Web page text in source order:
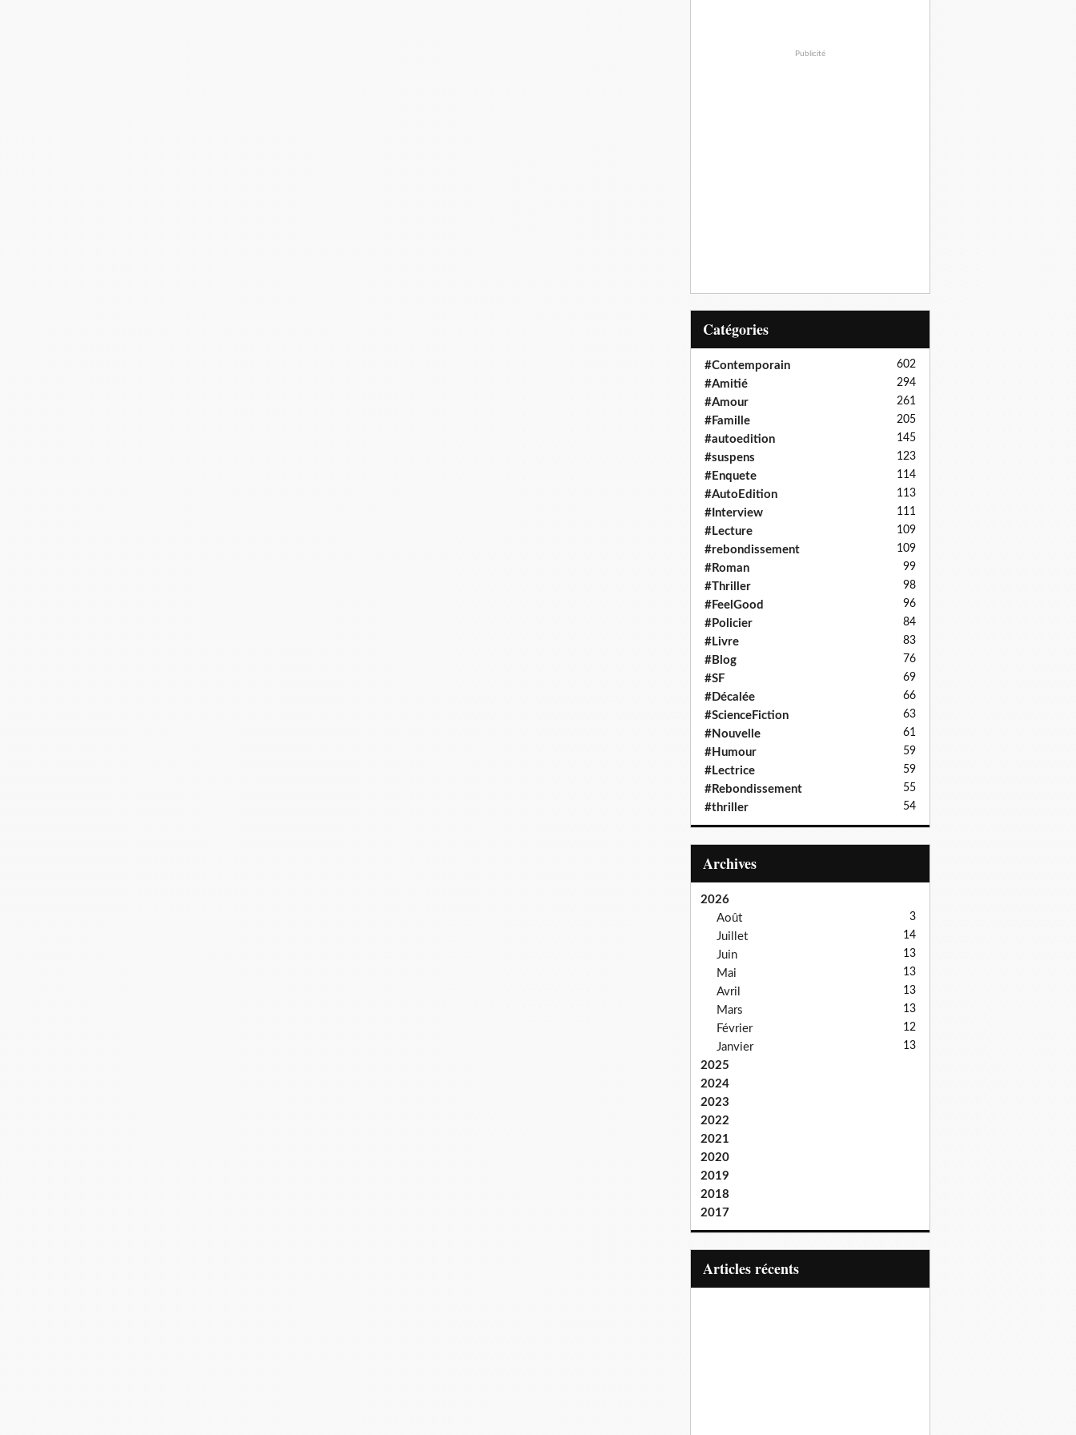
Publicité
Catégories
#Contemporain 602
#Amitié 294
#Amour 261
#Famille 205
#autoedition 145
#suspens 123
#Enquete 114
#AutoEdition 113
#Interview 111
#Lecture 109
#rebondissement 109
#Roman 99
#Thriller 98
#FeelGood 96
#Policier 84
#Livre 83
#Blog 76
#SF 69
#Décalée 66
#ScienceFiction 63
#Nouvelle 61
#Humour 59
#Lectrice 59
#Rebondissement 55
#thriller 54
Archives
2026
Août
3
Juillet 14
Juin 13
Mai 13
Avril 13
Mars 13
Février 12
Janvier 13
2025
2024
2023
2022
2021
2020
2019
2018
2017
articles récents